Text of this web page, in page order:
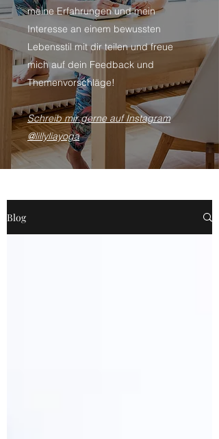
meine Erfahrungen und mein
Interesse an einem bewussten
Lebensstil mit dir teilen und freue
mich auf dein Feedback und
Themenvorschläge!
Schreib mir gerne auf Instagram
@lillyliayoga
Blog